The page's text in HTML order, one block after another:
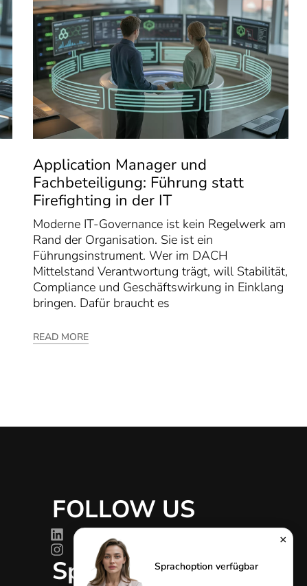
Application Manager und
Fachbeteiligung: Führung statt
Firefighting in der IT
Moderne IT-Governance ist kein Regelwerk am
Rand der Organisation. Sie ist ein
Führungsinstrument. Wer im DACH
Mittelstand Verantwortung trägt, will Stabilität,
Compliance und Geschäftswirkung in Einklang
bringen. Dafür braucht es
READ MORE
FOLLOW US
Sprachen
×
Sprachoption verfügbar